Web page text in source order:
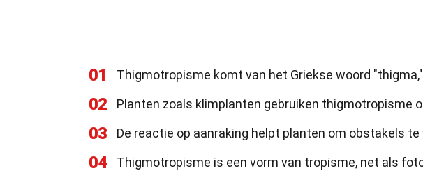
01 Thigmotropisme komt van het Griekse woord
02 Planten zoals klimplanten gebruiken thigmotropisme
03 De reactie op aanraking helpt planten om obstakels te
04 Thigmotropisme is een vorm van tropisme, net als